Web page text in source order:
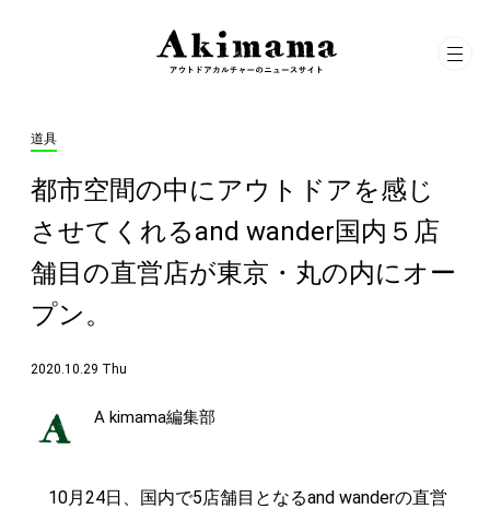
道具
都市空間の中にアウトドアを感じ
させてくれるand wander国内５店
舗目の直営店が東京・丸の内にオー
プン。
2020.10.29 Thu
A kimama編集部
10月24日、国内で5店舗目となるand wanderの直営